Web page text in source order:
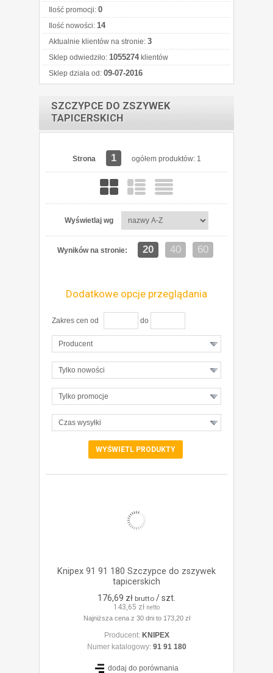
Ilość promocji: 0
Ilość nowości: 14
Aktualnie klientów na stronie: 3
Sklep odwiedziło: 1055274klientów
Sklep działa od: 09-07-2016
SZCZYPCE DO ZSZYWEK
TAPICERSKICH
Strona 1 ogółem produktów: 1
Wyświetlaj wg
Wyników na stronie: 20 40 60
Dodatkowe opcje przeglądania
Zakres cen od do
Producent
Tylko nowości
Tylko promocje
Czas wysyłki
ZOBACZ SZCZEGÓŁY
Knipex 91 91 180 Szczypce do zszywek
tapicerskich
176,69 zł brutto / szt.
143,65 zł netto
Najniższa cena z 30 dni to 173,20 zł
Producent: KNIPEX
Numer katalogowy: 91 91 180
dodaj do porównania